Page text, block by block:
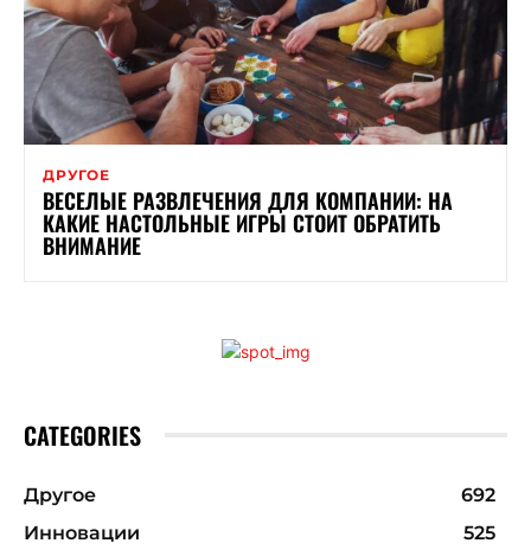
ДРУГОЕ
ВЕСЕЛЫЕ РАЗВЛЕЧЕНИЯ ДЛЯ КОМПАНИИ: НА
КАКИЕ НАСТОЛЬНЫЕ ИГРЫ СТОИТ ОБРАТИТЬ
ВНИМАНИЕ
CATEGORIES
Другое
692
Инновации
525